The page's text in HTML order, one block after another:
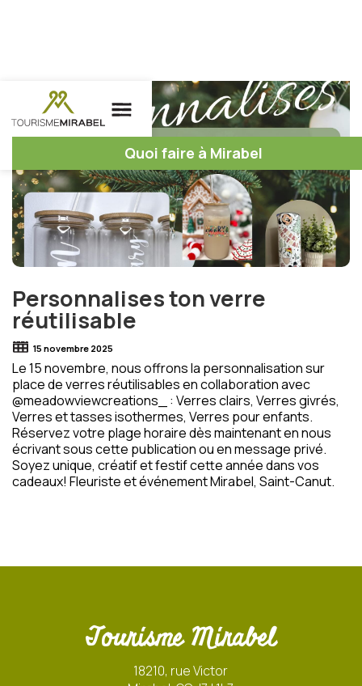
Quoi faire à Mirabel
Personnalises ton verre
réutilisable
15 novembre 2025
Le 15 novembre, nous offrons la personnalisation sur
place de verres réutilisables en collaboration avec
@meadowviewcreations_ : Verres clairs, Verres givrés,
Verres et tasses isothermes, Verres pour enfants.
Réservez votre plage horaire dès maintenant en nous
écrivant sous cette publication ou en message privé.
Soyez unique, créatif et festif cette année dans vos
cadeaux! Fleuriste et événement Mirabel, Saint-Canut.
Tourisme Mirabel
18210, rue Victor